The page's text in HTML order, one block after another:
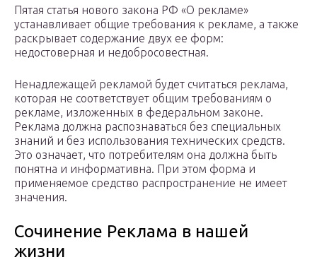
Пятая статья нового закона РФ «О рекламе»
устанавливает общие требования к рекламе, а также
раскрывает содержание двух ее форм:
недостоверная и недобросовестная.
Ненадлежащей рекламой будет считаться реклама,
которая не соответствует общим требованиям о
рекламе, изложенных в федеральном законе.
Реклама должна распознаваться без специальных
знаний и без использования технических средств.
Это означает, что потребителям она должна быть
понятна и информативна. При этом форма и
применяемое средство распространение не имеет
значения.
Сочинение Реклама в нашей
жизни